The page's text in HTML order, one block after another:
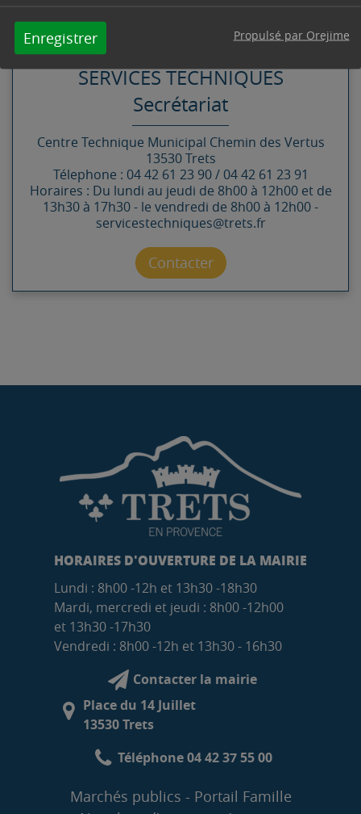
Enregistrer Propulsé par Orejime
CONTACT
SERVICES TECHNIQUES
Secrétariat
Centre Technique Municipal Chemin des Vertus
13530 Trets
Télephone : 04 42 61 23 90 / 04 42 61 23 91
Horaires : Du lundi au jeudi de 8h00 à 12h00 et de
13h30 à 17h30 - le vendredi de 8h00 à 12h00 -
servicestechniques@trets.fr
Contacter par mail
Contacter
HORAIRES D'OUVERTURE DE LA MAIRIE
Lundi : 8h00 -12h et 13h30 -18h30
Mardi, mercredi et jeudi : 8h00 -12h00
et 13h30 -17h30
Vendredi : 8h00 -12h et 13h30 - 16h30
Contacter la mairie
Place du 14 Juillet
13530 Trets
Téléphone 04 42 37 55 00
Marchés publics
Portail Famille